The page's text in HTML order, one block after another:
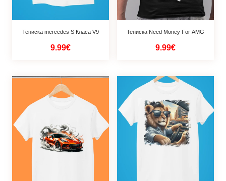
Тениска mercedes S Класа V9
9.99€
Тениска Need Money For AMG
9.99€